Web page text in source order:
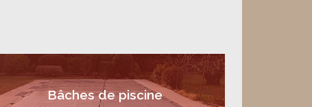
Bâches de piscine